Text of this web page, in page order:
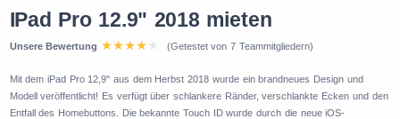
IPad Pro 12.9" 2018 mieten
Unsere Bewertung (Getestet von 7 Teammitgliedern)
Mit dem iPad Pro 12,9" aus dem Herbst 2018 wurde ein brandneues Design und
Modell veröffentlicht! Es verfügt über schlankere Ränder, verschlankte Ecken und den
Entfall des Homebuttons. Die bekannte Touch ID wurde durch die neue iOS-